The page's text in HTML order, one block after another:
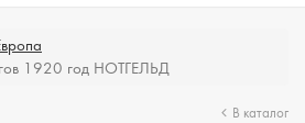
1920 год НОТГЕЛЬД
В каталог